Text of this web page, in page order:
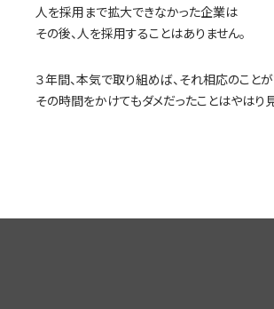
人を採用まで拡大できなかった企業は
その後、人を採用することはありません。
３年間、本気で取り組めば、それ相応のことが
その時間をかけてもダメだったことはやはり